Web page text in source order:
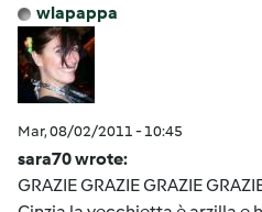
wlapappa
Mar, 08/02/2011 - 10:45
sara70 wrote:
GRAZIE GRAZIE GRAZIE